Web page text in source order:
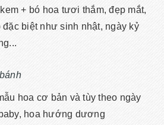
+ bó hoa tươi thắm, đẹp mắt,
biệt như sinh nhật, ngày kỷ
hoa cơ bản và tùy theo ngày
hoa hướng dương